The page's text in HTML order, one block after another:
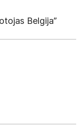
Belgija”